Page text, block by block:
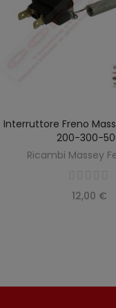
AGGIUNGI AL
Interruttore Freno
200-300-
Ricambi Massey
12,00 €